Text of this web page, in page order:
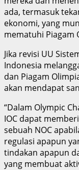
ada, termasuk
ekonomi, yang
mematuhi Piagam
Jika revisi UU
Indonesia
dan Piagam
akan mendapat
“Dalam Olympic
IOC dapat
sebuah NOC
regulasi apapun
tindakan apapun
yang membuat